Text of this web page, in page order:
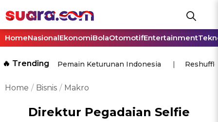
HomeNasionalEkonomiBolaOtomotifEntertainment
🔥 Trending Pemain Keturunan Indonesia
Home Bisnis Makro
Direktur Pegadaian Selfie